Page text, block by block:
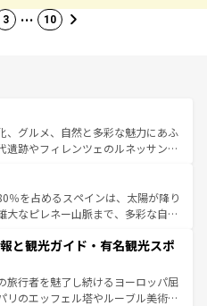
3 … 10
、グルメ、自然と多彩な魅力にあふ
遺跡やフィレンツェのルネッサンス
しい田園風景やアマルフィ海岸の絶
逃せない。観光の合間には、本場の
品のイタリア料理を堪能することも
で、忘れられない旅をしてみよう！
報は
％を占めるスペインは、太陽が降り
大なピレネー山脈まで、多彩な自然
は、情熱的なフラメンコ、熱気あふ
しいタパスが生活の一部となってい
洗練された雰囲気や、バルセロナの
ら、地方では古代ローマ遺跡や中世
と観光ガイド・有名観光スポ
旅行者を魅了し続けるヨーロッパ屈
リのエッフェル塔やルーブル美術館